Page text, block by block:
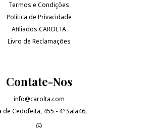
Termos e Condições
Política de Privacidade
Afiliados CAROLTA
Livro de Reclamações
Contate-Nos
info@carolta.com
de Cedofeita, 455 - 4º Sala46,